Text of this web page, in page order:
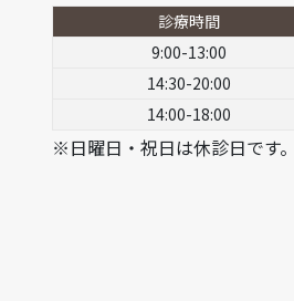
診療時間
9:00-13:00
14:30-20:00
14:00-18:00
※日曜日・祝日は休診日です。